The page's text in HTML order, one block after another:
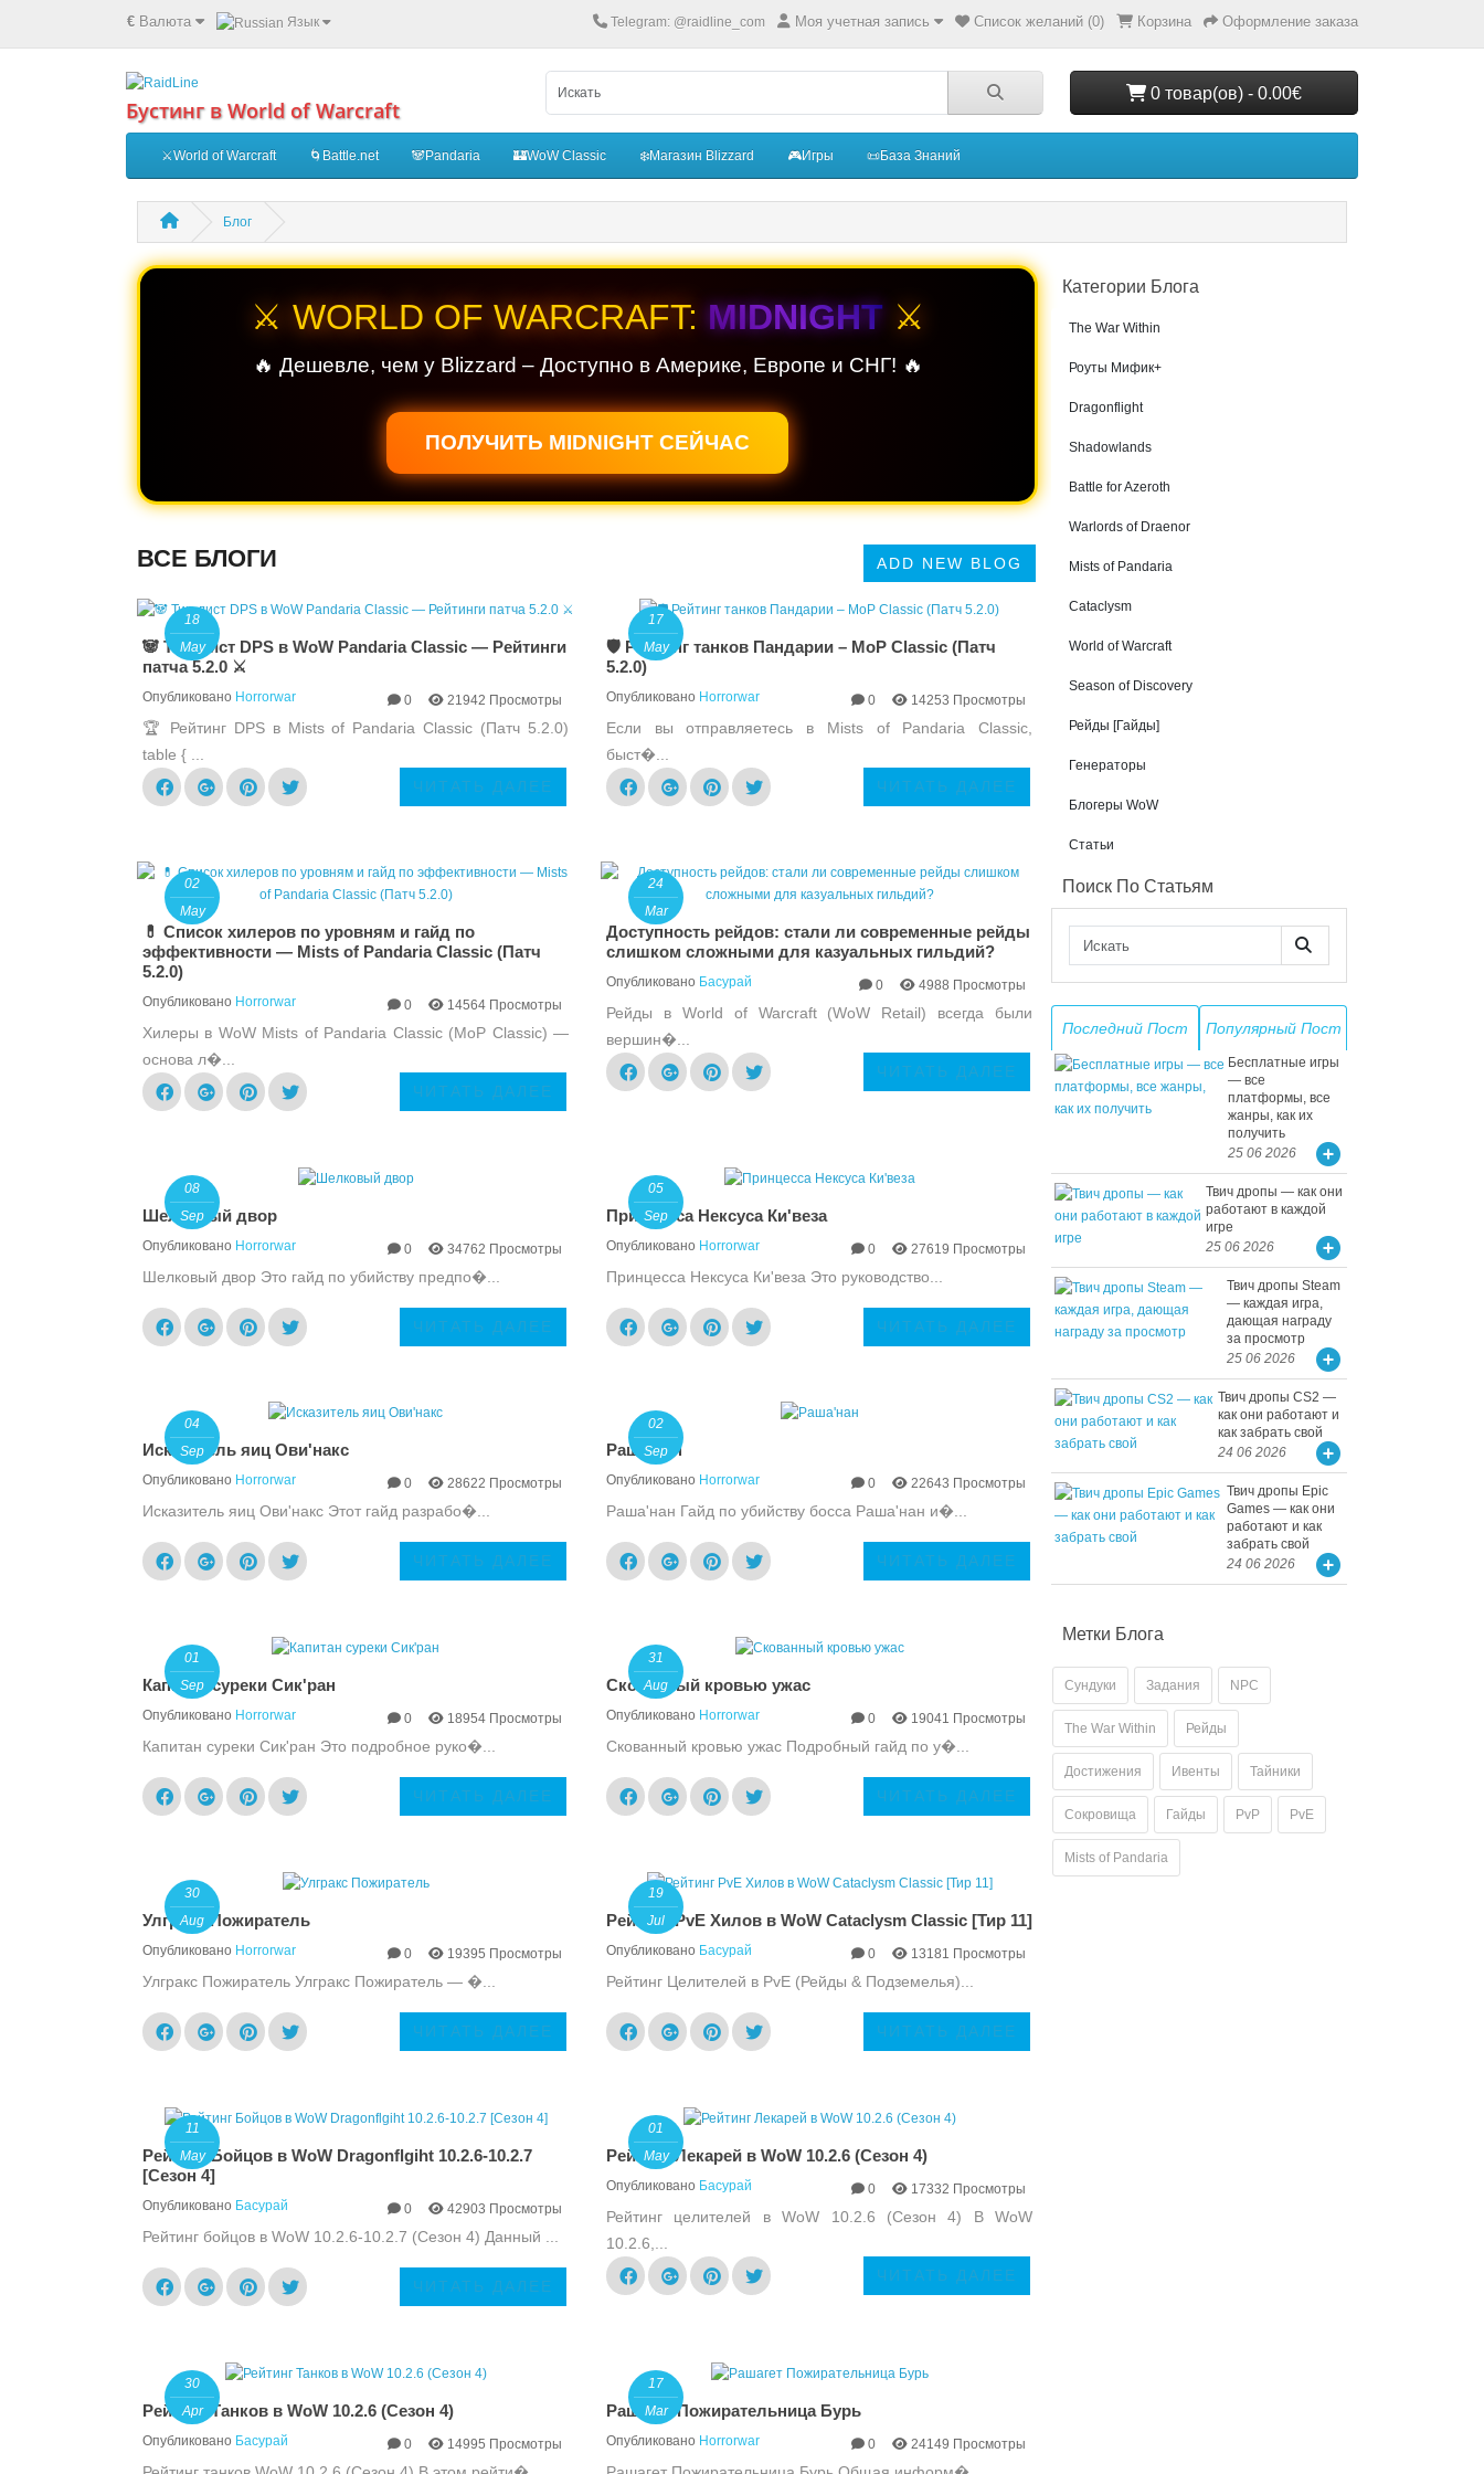
€ Валюта Язык Telegram: @raidline_com Моя учетная запись Список желаний (0) Корзина Оформление заказа
Бустинг в World of Warcraft
0 товар(ов) - 0.00€
⚔️World of Warcraft 🌀Battle.net 🐼Pandaria 🏰WoW Classic ❄️Магазин Blizzard 🎮Игры 📜База Знаний
Блог
⚔️ WORLD OF WARCRAFT: MIDNIGHT⚔️
🔥 Дешевле, чем у Blizzard – Доступно в Америке, Европе и СНГ! 🔥
ПОЛУЧИТЬ MIDNIGHT СЕЙЧАС
ВСЕ БЛОГИ ADD NEW BLOG
18
May
🐼 Тир-лист DPS в WoW Pandaria Classic — Рейтинги
патча 5.2.0 ⚔️
Опубликовано Horrorwar 0 21942 Просмотры
🏆 Рейтинг DPS в Mists of Pandaria Classic (Патч 5.2.0)
table { ...
ЧИТАТЬ ДАЛЕЕ
17
May
🛡️ Рейтинг танков Пандарии – MoP Classic (Патч
5.2.0)
Опубликовано Horrorwar 0 14253 Просмотры
Если вы отправляетесь в Mists of Pandaria Classic,
быст�...
ЧИТАТЬ ДАЛЕЕ
02
May
💊 Список хилеров по уровням и гайд по
эффективности — Mists of Pandaria Classic (Патч
5.2.0)
Опубликовано Horrorwar 0 14564 Просмотры
Хилеры в WoW Mists of Pandaria Classic (MoP Classic) —
основа л�...
ЧИТАТЬ ДАЛЕЕ
24
Mar
Доступность рейдов: стали ли современные рейды
слишком сложными для казуальных гильдий?
Опубликовано Басурай 0 4988 Просмотры
Рейды в World of Warcraft (WoW Retail) всегда были
вершин�...
ЧИТАТЬ ДАЛЕЕ
08
Sep
Шелковый двор
Опубликовано Horrorwar 0 34762 Просмотры
Шелковый двор Это гайд по убийству предпо�...
ЧИТАТЬ ДАЛЕЕ
05
Sep
Принцесса Нексуса Ки'веза
Опубликовано Horrorwar 0 27619 Просмотры
Принцесса Нексуса Ки'веза Это руководство...
ЧИТАТЬ ДАЛЕЕ
04
Sep
Исказитель яиц Ови'накс
Опубликовано Horrorwar 0 28622 Просмотры
Исказитель яиц Ови'накс Этот гайд разрабо�...
ЧИТАТЬ ДАЛЕЕ
02
Sep
Раша'нан
Опубликовано Horrorwar 0 22643 Просмотры
Раша'нан Гайд по убийству босса Раша'нан и�...
ЧИТАТЬ ДАЛЕЕ
01
Sep
Капитан суреки Сик'ран
Опубликовано Horrorwar 0 18954 Просмотры
Капитан суреки Сик'ран Это подробное руко�...
ЧИТАТЬ ДАЛЕЕ
31
Aug
Скованный кровью ужас
Опубликовано Horrorwar 0 19041 Просмотры
Скованный кровью ужас Подробный гайд по у�...
ЧИТАТЬ ДАЛЕЕ
30
Aug
Улгракс Пожиратель
Опубликовано Horrorwar 0 19395 Просмотры
Улгракс Пожиратель Улгракс Пожиратель — �...
ЧИТАТЬ ДАЛЕЕ
19
Jul
Рейтинг PvE Хилов в WoW Cataclysm Classic [Тир 11]
Опубликовано Басурай 0 13181 Просмотры
Рейтинг Целителей в PvE (Рейды & Подземелья)...
ЧИТАТЬ ДАЛЕЕ
11
May
Рейтинг Бойцов в WoW Dragonflgiht 10.2.6-10.2.7
[Сезон 4]
Опубликовано Басурай 0 42903 Просмотры
Рейтинг бойцов в WoW 10.2.6-10.2.7 (Сезон 4) Данный ...
ЧИТАТЬ ДАЛЕЕ
01
May
Рейтинг Лекарей в WoW 10.2.6 (Сезон 4)
Опубликовано Басурай 0 17332 Просмотры
Рейтинг целителей в WoW 10.2.6 (Сезон 4) В WoW
10.2.6,...
ЧИТАТЬ ДАЛЕЕ
30
Apr
Рейтинг Танков в WoW 10.2.6 (Сезон 4)
Опубликовано Басурай 0 14995 Просмотры
17
Mar
Рашагет Пожирательница Бурь
Опубликовано Horrorwar 0 24149 Просмотры
Категории Блога
The War Within
Роуты Мифик+
Dragonflight
Shadowlands
Battle for Azeroth
Warlords of Draenor
Mists of Pandaria
Cataclysm
World of Warcraft
Season of Discovery
Рейды [Гайды]
Генераторы
Блогеры WoW
Статьи
Поиск По Статьям
Последний Пост Популярный Пост
Бесплатные игры
— все
платформы, все
жанры, как их
получить
25 06 2026
Твич дропы — как они
работают в каждой
игре
25 06 2026
Твич дропы Steam
— каждая игра,
дающая награду
за просмотр
25 06 2026
Твич дропы CS2 —
как они работают и
как забрать свой
24 06 2026
Твич дропы Epic
Games — как они
работают и как
забрать свой
24 06 2026
Метки Блога
Сундуки Задания NPC
The War Within Рейды
Достижения Ивенты Тайники
Сокровища Гайды PvP PvE
Mists of Pandaria